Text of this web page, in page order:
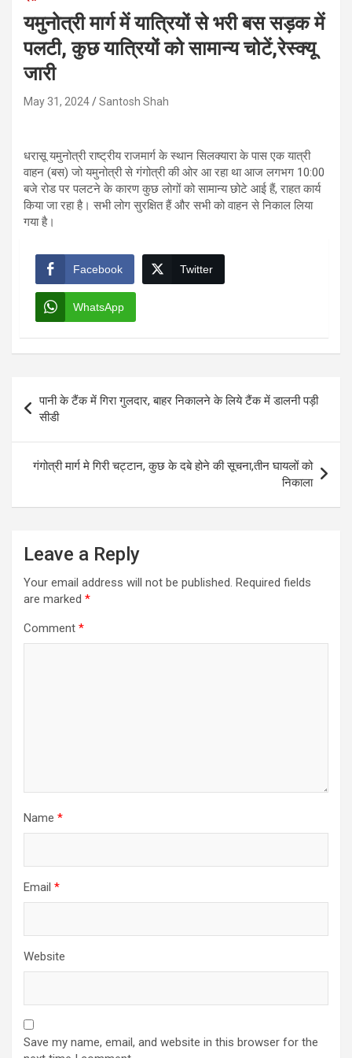
यमुनोत्री मार्ग में यात्रियों से भरी बस सड़क में
पलटी, कुछ यात्रियों को सामान्य चोटें,रेस्क्यू
जारी
May 31, 2024 Santosh Shah
धरासू यमुनोत्री राष्ट्रीय राजमार्ग के स्थान सिलक्यारा के पास एक यात्री
वाहन (बस) जो यमुनोत्री से गंगोत्री की ओर आ रहा था आज लगभग 10:00
बजे रोड पर पलटने के कारण कुछ लोगों को सामान्य छोटे आई हैं, राहत कार्य
किया जा रहा है। सभी लोग सुरक्षित हैं और सभी को वाहन से निकाल लिया
गया है।
Facebook Twitter
WhatsApp
navigation
पानी के टैंक में गिरा गुलदार, बाहर निकालने के लिये टैंक में डालनी पड़ी
सीडी
गंगोत्री मार्ग मे गिरी चट्टान, कुछ के दबे होने की सूचना,तीन घायलों को
निकाला
Leave a Reply
Your email address will not be published. Required fields
are marked *
Comment *
Name *
Email *
Website
Save my name, email, and website in this browser for the